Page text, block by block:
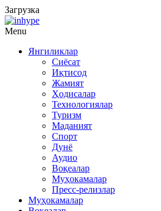
Загрузка
Menu
Янгиликлар
Сиёсат
Иқтисод
Жамият
Ҳодисалар
Технологиялар
Туризм
Маданият
Спорт
Дунё
Аудио
Воқеалар
Муҳокамалар
Пресс-релизлар
Муҳокамалар